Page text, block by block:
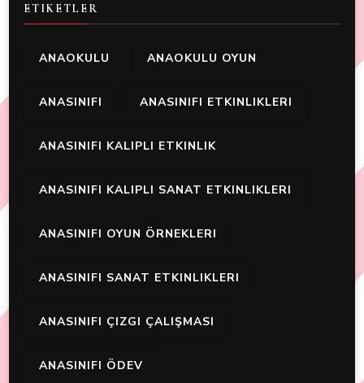
ETIKETLER
ANAOKULU ANAOKULU OYUN
ANASINIFI ANASINIFI ETKINLIKLERI
ANASINIFI KALIPLI ETKINLIK
ANASINIFI KALIPLI SANAT ETKINLIKLERI
ANASINIFI OYUN ÖRNEKLERI
ANASINIFI SANAT ETKINLIKLERI
ANASINIFI ÇIZGI ÇALIŞMASI
ANASINIFI ÖDEV